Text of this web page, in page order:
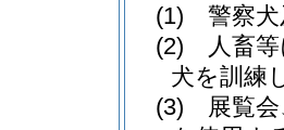
(1)
警察
(2)
人畜
犬を訓練
(3)
展覧